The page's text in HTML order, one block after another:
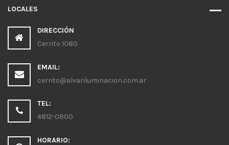
LOCALES
DIRECCIÓN
Cerrito 1080
EMAIL:
cerrito@alvariluminacion.com.ar
TEL:
4812-0800
HORARIO: